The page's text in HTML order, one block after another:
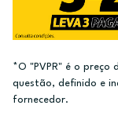
*O "PVPR" é o preço
questão, definido e
fornecedor.